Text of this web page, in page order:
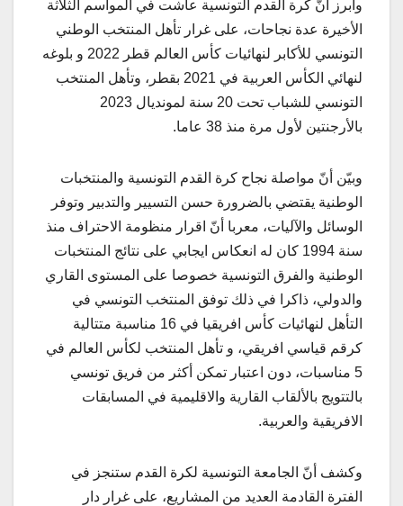
وأبرز أنّ كرة القدم التونسية عاشت في المواسم الثلاثة
الأخيرة عدة نجاحات، على غرار تأهل المنتخب الوطني
التونسي للأكابر لنهائيات كأس العالم قطر 2022 و بلوغه
لنهائي الكأس العربية في 2021 بقطر، وتأهل المنتخب
التونسي للشباب تحت 20 سنة لمونديال 2023
بالأرجنتين لأول مرة منذ 38 عاما.
وبيّن أنّ مواصلة نجاح كرة القدم التونسية والمنتخبات
الوطنية يقتضي بالضرورة حسن التسيير والتدبير وتوفر
الوسائل والآليات، معربا أنّ اقرار منظومة الاحتراف منذ
سنة 1994 كان له انعكاس ايجابي على نتائج المنتخبات
الوطنية والفرق التونسية خصوصا على المستوى القاري
والدولي، ذاكرا في ذلك توفق المنتخب التونسي في
التأهل لنهائيات كأس افريقيا في 16 مناسبة متتالية
كرقم قياسي افريقي، و تأهل المنتخب لكأس العالم في
5 مناسبات، دون اعتبار تمكن أكثر من فريق تونسي
بالتتويج بالألقاب القارية والاقليمية في المسابقات
الافريقية والعربية.
وكشف أنّ الجامعة التونسية لكرة القدم ستنجز في
الفترة القادمة العديد من المشاريع، على غرار دار